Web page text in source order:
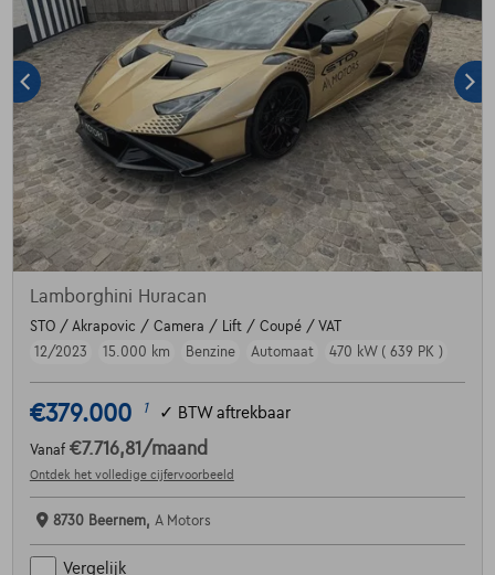
Lamborghini Huracan
STO / Akrapovic / Camera / Lift / Coupé / VAT
12/2023
15.000 km Benzine Automaat 470 kW ( 639 PK )
€379.000 1 ✓ BTW aftrekbaar
Vanaf €7.716,81 /maand
Ontdek het volledige cijfervoorbeeld
8730 Beernem, A Motors
Vergelijk